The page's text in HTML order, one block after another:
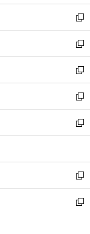
開
く
ウ
で
開
く
ン
ド
ウ
で
開
く
ウ
ィ
ン
ド
ウ
で
開
く
新
し
い
ウ
ィ
ン
ド
ウ
で
開
新
し
い
ウ
ィ
ン
ド
ウ
開
く
新
し
い
ウ
ィ
ン
ウ
で
開
く
新
し
い
ウ
ン
ド
ウ
で
新
し
ウ
ィ
ン
ド
新
し
い
新